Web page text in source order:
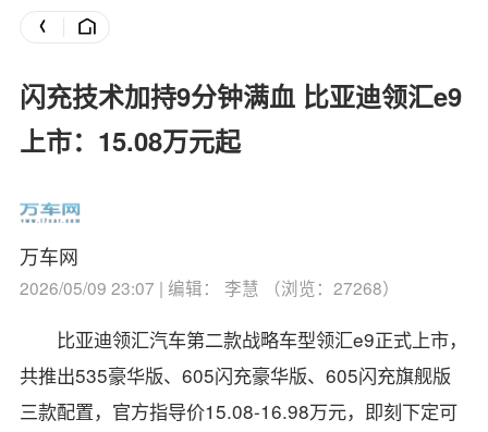
闪充技术加持9分钟满血 比亚迪领汇e9
上市：15.08万元起
万车网
2026/05/09 23:07 | 编辑： 李慧 （浏览：27268）
比亚迪领汇汽车第二款战略车型领汇e9正式上市，
共推出535豪华版、605闪充豪华版、605闪充旗舰版
三款配置，官方指导价15.08-16.98万元，即刻下定可